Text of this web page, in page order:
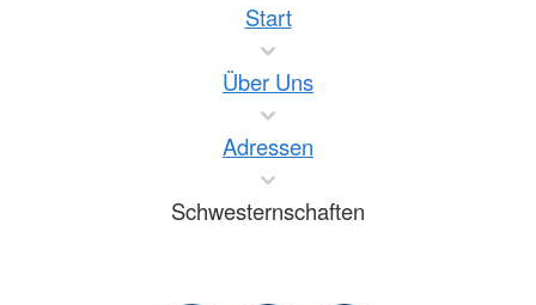
Start
Über Uns
Adressen
Schwesternschaften